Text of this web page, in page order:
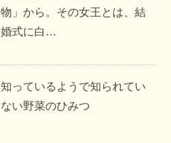
物」から。その女王とは、結
婚式に白…
知っているようで知られてい
ない野菜のひみつ